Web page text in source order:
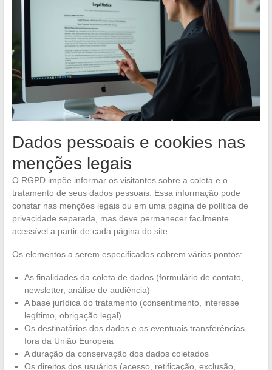
Dados pessoais e cookies nas
menções legais
O RGPD impõe informar os visitantes sobre a coleta e o
tratamento de seus dados pessoais. Essa informação pode
constar nas menções legais ou em uma página de política de
privacidade separada, mas deve permanecer facilmente
acessível a partir de cada página do site.
Os elementos a serem especificados cobrem vários pontos:
As finalidades da coleta de dados (formulário de contato,
newsletter, análise de audiência)
A base jurídica do tratamento (consentimento, interesse
legítimo, obrigação legal)
Os destinatários dos dados e os eventuais transferências
fora da União Europeia
A duração da conservação dos dados coletados
Os direitos dos usuários (acesso, retificação, exclusão,